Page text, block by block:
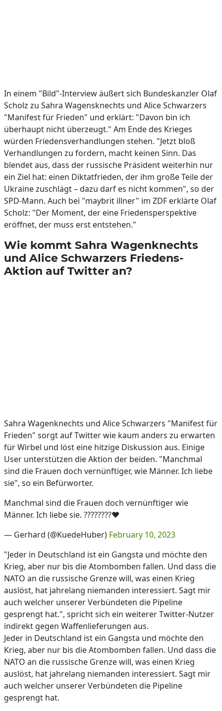
In einem "Bild"-Interview äußert sich Bundeskanzler Olaf
Scholz zu Sahra Wagensknechts und Alice Schwarzers
"Manifest für Frieden" und erklärt: "Davon bin ich
überhaupt nicht überzeugt." Am Ende des Krieges
würden Friedensverhandlungen stehen. "Jetzt bloß
Verhandlungen zu fordern, macht keinen Sinn. Das
blendet aus, dass der russische Präsident weiterhin nur
ein Ziel hat: einen Diktatfrieden, der ihm große Teile der
Ukraine zuschlägt – dazu darf es nicht kommen", so der
SPD-Mann. Auch bei "maybrit illner" im ZDF erklärte Olaf
Scholz: "Der Moment, der eine Friedensperspektive
eröffnet, der muss erst entstehen."
Wie kommt Sahra Wagenknechts
und Alice Schwarzers Friedens-
Aktion auf Twitter an?
Sahra Wagenknechts und Alice Schwarzers "Manifest für
Frieden" sorgt auf Twitter wie kaum anders zu erwarten
für Wirbel und löst eine hitzige Diskussion aus. Einige
User unterstützen die Aktion der beiden. "Manchmal
sind die Frauen doch vernünftiger, wie Männer. Ich liebe
sie", so ein Befürworter.
Manchmal sind die Frauen doch vernünftiger wie
Männer. Ich liebe sie. ????????♥️
— Gerhard (@KuedeHuber) February 10, 2023
"Jeder in Deutschland ist ein Gangsta und möchte den
Krieg, aber nur bis die Atombomben fallen. Und dass die
NATO an die russische Grenze will, was einen Krieg
auslöst, hat jahrelang niemanden interessiert. Sagt mir
auch welcher unserer Verbündeten die Pipeline
gesprengt hat.", spricht sich ein weiterer Twitter-Nutzer
indirekt gegen Waffenlieferungen aus.
Jeder in Deutschland ist ein Gangsta und möchte den
Krieg, aber nur bis die Atombomben fallen. Und dass die
NATO an die russische Grenze will, was einen Krieg
auslöst, hat jahrelang niemanden interessiert. Sagt mir
auch welcher unserer Verbündeten die Pipeline
gesprengt hat.